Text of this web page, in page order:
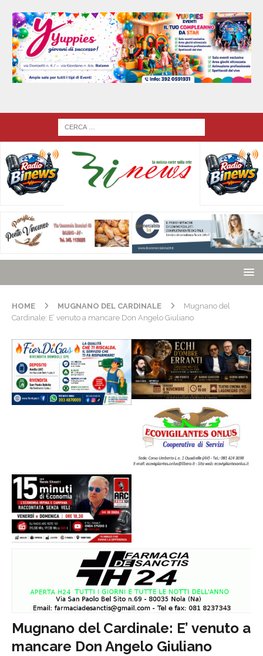
HOME MUGNANO DEL CARDINALE
Mugnano del
Cardinale: E’ venuto a mancare Don Angelo Giuliano
Mugnano del Cardinale: E’ venuto a
mancare Don Angelo Giuliano